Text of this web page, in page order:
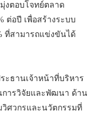
งตอบโจทย์ตลาด
ต่อปี เพื่อสร้างระบบ
ที่สามารถแข่งขันได้
ธานเจ้าหน้าที่บริหาร
การวิจัยและพัฒนา ด้าน
ศวกรและนวัตกรรมที่